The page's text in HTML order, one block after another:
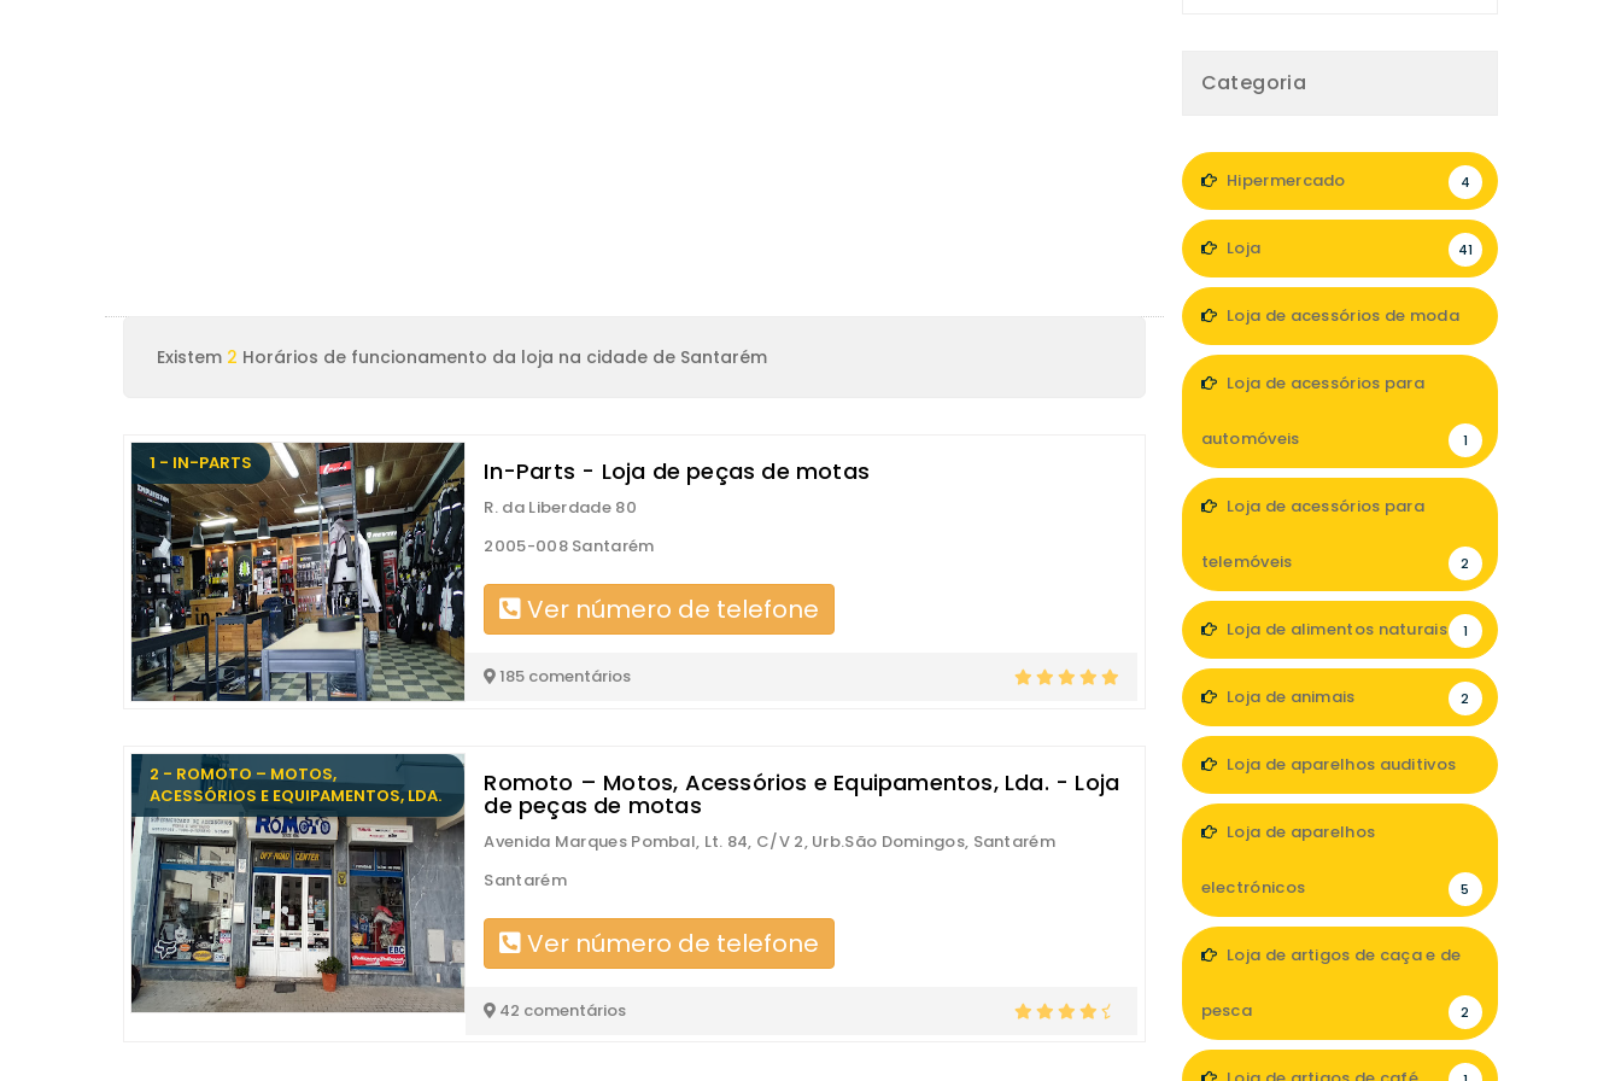
Existem 2 Horários de funcionamento da loja na cidade de Santarém
1 - IN-PARTS In-Parts - Loja de peças de motas
R. da Liberdade 80
2005-008 Santarém
Ver número de telefone
185 comentários
2 - ROMOTO – MOTOS,
ACESSÓRIOS E EQUIPAMENTOS, LDA.
Romoto – Motos, Acessórios e Equipamentos, Lda. - Loja
de peças de motas
Avenida Marques Pombal, Lt. 84, C/V 2, Urb.São Domingos, Santarém
Santarém
Ver número de telefone
42 comentários
Categoria
Hipermercado 4
Loja 41
Loja de acessórios de moda
Loja de acessórios para
automóveis 1
Loja de acessórios para
telemóveis 2
Loja de alimentos naturais 1
Loja de animais 2
Loja de aparelhos auditivos
Loja de aparelhos
electrónicos 5
Loja de artigos de caça e de
pesca 2